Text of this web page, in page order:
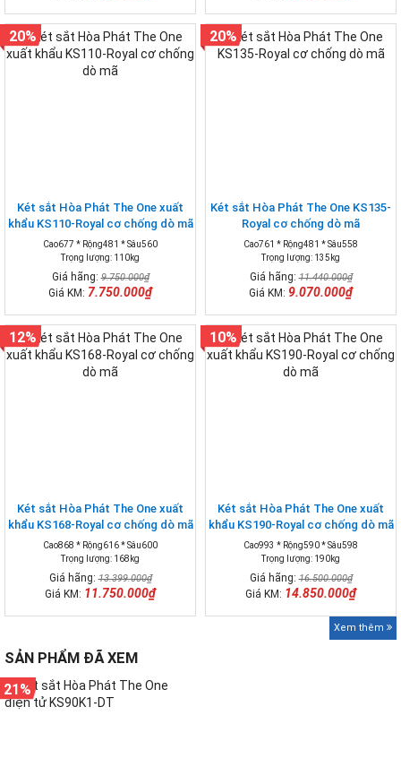
Két sắt Hòa Phát The One xuất
khẩu KS110-Royal cơ chống dò mã
Cao677 * Rộng481 * Sâu560
Trọng lượng: 110kg
Giá hãng:9.750.000₫
Giá KM: 7.750.000₫
20%
Két sắt Hòa Phát The One KS135-
Royal cơ chống dò mã
Cao761 * Rộng481 * Sâu558
Trọng lượng: 135kg
Giá hãng:11.440.000₫
Giá KM: 9.070.000₫
20%
Két sắt Hòa Phát The One xuất
khẩu KS168-Royal cơ chống dò mã
Cao868 * Rộng616 * Sâu600
Trọng lượng: 168kg
Giá hãng:13.399.000₫
Giá KM: 11.750.000₫
12%
Két sắt Hòa Phát The One xuất
khẩu KS190-Royal cơ chống dò mã
Cao993 * Rộng590 * Sâu598
Trọng lượng: 190kg
Giá hãng:16.500.000₫
Giá KM: 14.850.000₫
10%
Xem thêm
SẢN PHẨM ĐÃ XEM
21%